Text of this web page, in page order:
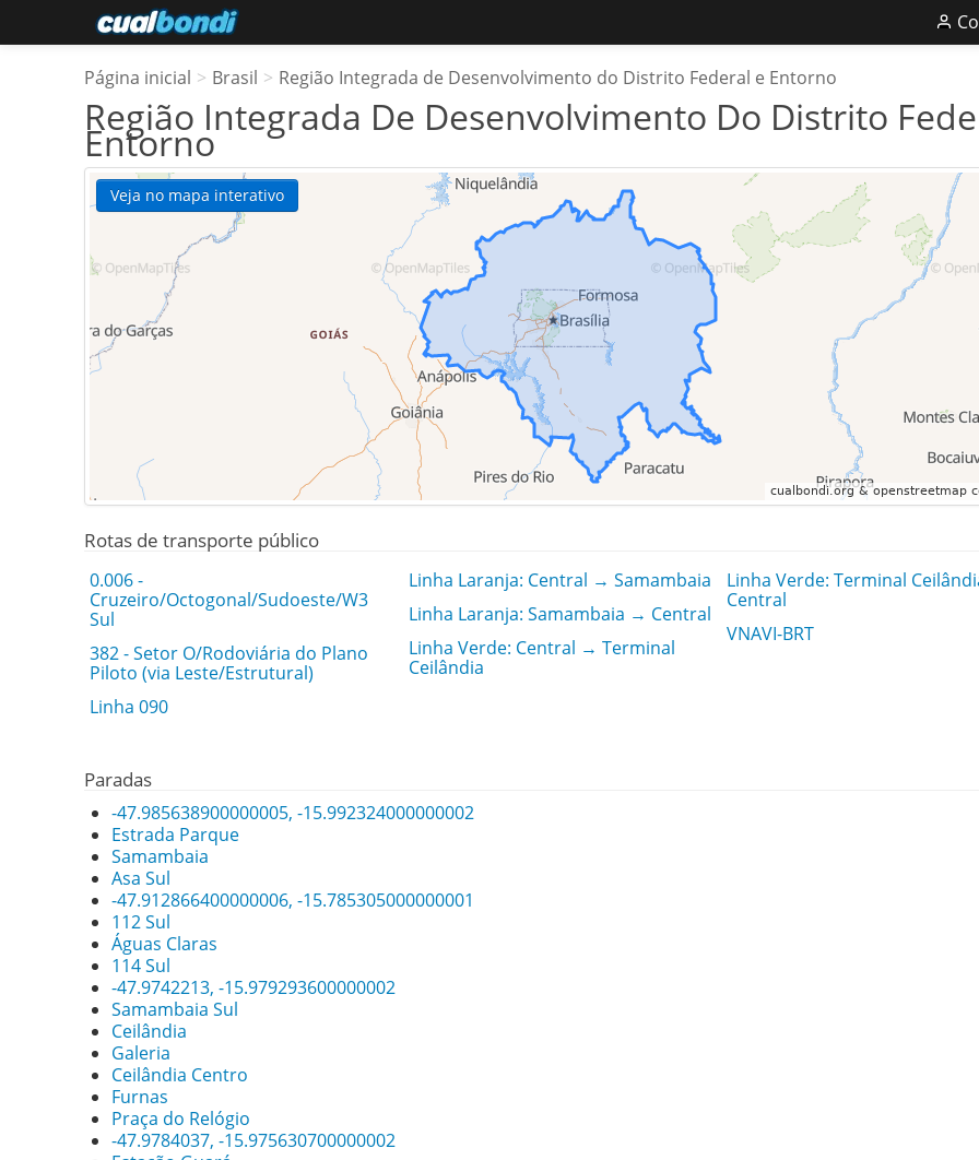
Página inicial > Brasil > Região Integrada de Desenvolvimento do Distrito Federal e Entorno
Região Integrada De Desenvolvimento Do Distrito
Entorno
Veja no mapa interativo
Rotas de transporte público
0.006 -
Cruzeiro/Octogonal/Sudoeste/W3
Sul
382 - Setor O/Rodoviária do Plano
Piloto (via Leste/Estrutural)
Linha 090
Linha Laranja: Central → Samambaia
Linha Laranja: Samambaia → Central
Linha Verde: Central → Terminal
Ceilândia
Linha Verde: Terminal
Central
VNAVI-BRT
Paradas
-47.985638900000005, -15.992324000000002
Estrada Parque
Samambaia
Asa Sul
-47.912866400000006, -15.785305000000001
112 Sul
Águas Claras
114 Sul
-47.9742213, -15.979293600000002
Samambaia Sul
Ceilândia
Galeria
Ceilândia Centro
Furnas
Praça do Relógio
-47.9784037, -15.975630700000002